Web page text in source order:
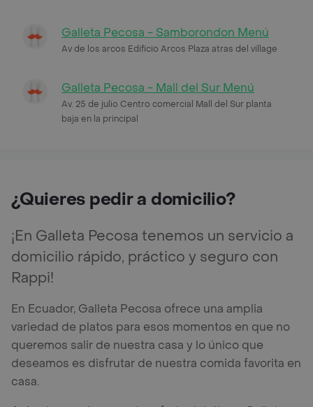
Galleta Pecosa - Samborondon Menú
Av de los arcos Edificio Arcos Plaza atras del village
Galleta Pecosa - Mall del Sur Menú
Av. 25 de julio Centro comercial Mall del Sur planta
baja en la principal
¿Quieres pedir a domicilio?
¡En Galleta Pecosa tenemos un servicio a
domicilio rápido, práctico y seguro con
Rappi!
En Ecuador, Galleta Pecosa ofrece una amplia
variedad de platos para esos momentos en que no
queremos salir de nuestra casa y lo único que
deseamos es disfrutar de nuestra comida favorita en
casa.